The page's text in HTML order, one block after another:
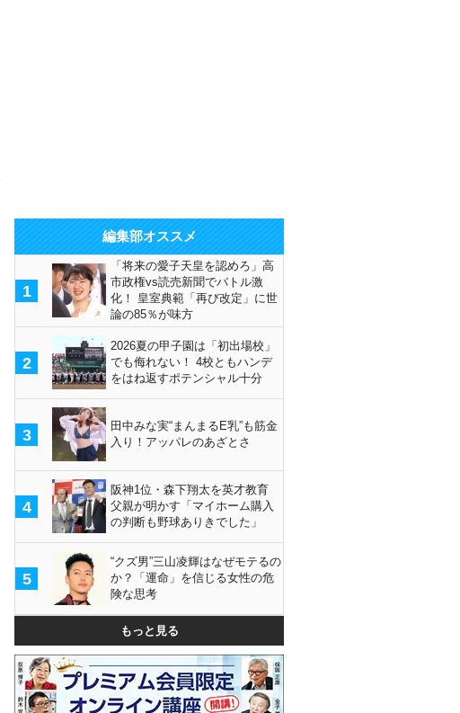
編集部オススメ
1
「将来の愛子天皇を認めろ」高
市政権vs読売新聞でバトル激
化！ 皇室典範「再び改定」に世
論の85％が味方
2
2026夏の甲子園は「初出場校」
でも侮れない！ 4校ともハンデ
をはね返すポテンシャル十分
3
田中みな実“まんまるE乳”も筋金
入り！アッパレのあざとさ
4
阪神1位・森下翔太を英才教育
父親が明かす「マイホーム購入
の判断も野球ありきでした」
5
“クズ男”三山凌輝はなぜモテるの
か？「運命」を信じる女性の危
険な思考
もっと見る